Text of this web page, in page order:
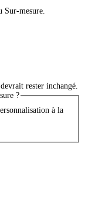
mesure.
rester inchangé.
?
à la